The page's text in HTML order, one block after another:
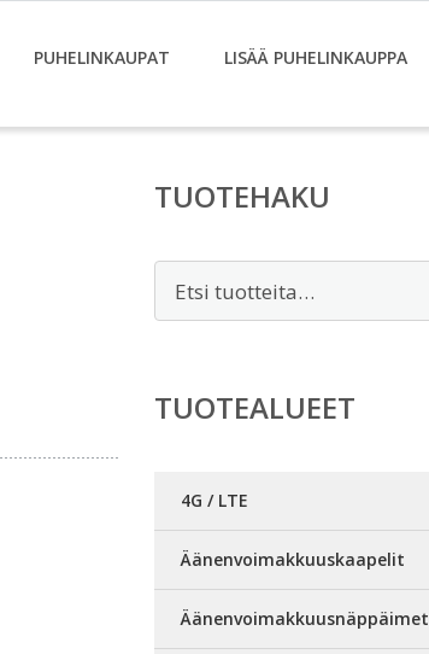
PUHELINKAUPAT LISÄÄ PUHELINKAUPPA
TUOTEHAKU
TUOTEALUEET
4G / LTE
Äänenvoimakkuuskaapelit
Äänenvoimakkuusnäppäimet